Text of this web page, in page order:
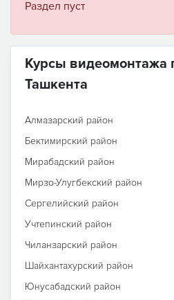
Раздел пуст
Курсы видеомонтажа
Ташкента
Алмазарский район
Бектимирский район
Мирабадский район
Мирзо-Улугбекский район
Сергелийский район
Учтепинский район
Чиланзарский район
Шайхантахурский район
Юнусабадский район